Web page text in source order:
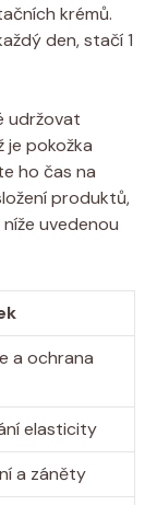
krémů.
den, stačí⁤ 1
udržovat
je pokožka‍
‍ho čas na
produktů,
uvedenou
‍a ⁣ochrana⁣
elasticity
a záněty